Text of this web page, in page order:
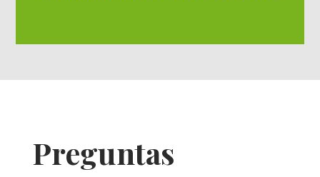
Preguntas